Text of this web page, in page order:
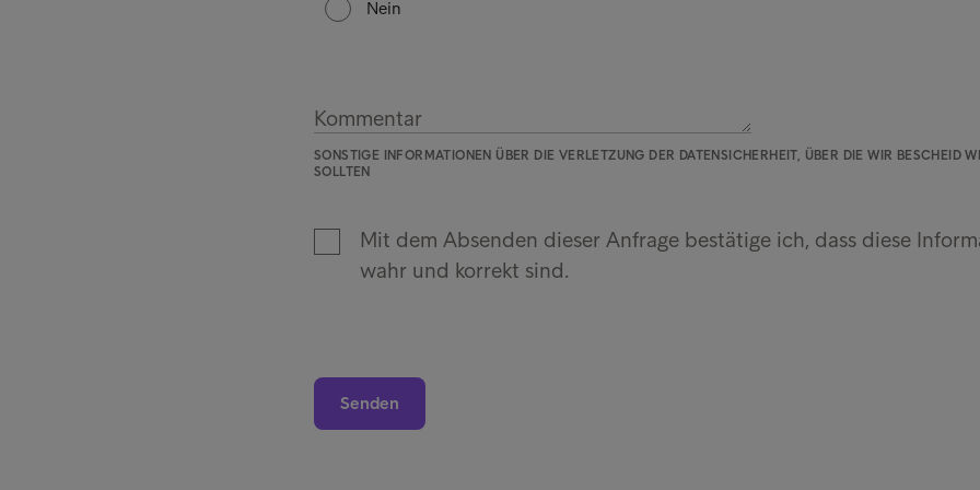
Nein
Kommentar
SONSTIGE INFORMATIONEN ÜBER DIE VERLETZUNG DER DATENSICHERHEIT, ÜBER DIE WIR BESCHEID
SOLLTEN
Mit dem Absenden dieser Anfrage bestätige ich, dass diese
wahr und korrekt sind.